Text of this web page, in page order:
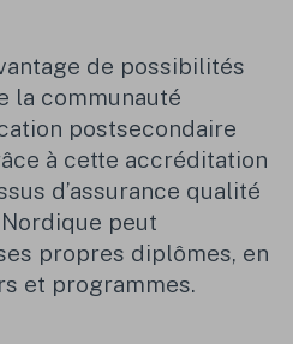
de possibilités
la communauté
postsecondaire
à cette accréditation
d’assurance qualité
peut
propres diplômes, en
et programmes.